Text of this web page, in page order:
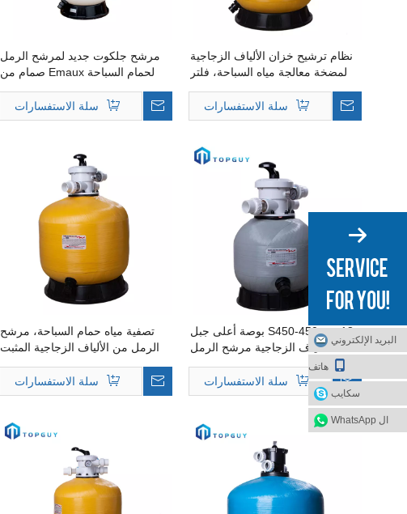
مرشح جلكوت جديد لمرشح الرمل
لحمام السباحة Emaux صمام من
رمل مثبت علوي
سلة الاستفسارات
نظام ترشيح خزان الألياف الزجاجية
لمضخة معالجة مياه السباحة، فلتر
سلة الاستفسارات
تصفية مياه حمام السباحة، مرشح
الرمل من الألياف الزجاجية المثبت
سلة الاستفسارات
S450-450mm 18 بوصة أعلى جبل
الألياف الزجاجية مرشح الرمل
سلة الاستفسارات
البريد الإلكتروني
هاتف
سكايب
ال WhatsApp